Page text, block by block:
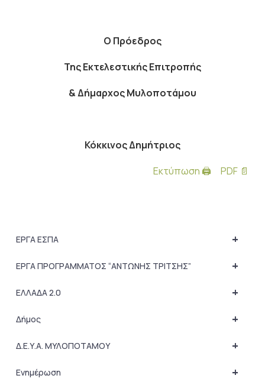
Ο Πρόεδρος
Της Εκτελεστικής Επιτροπής
& Δήμαρχος Μυλοποτάμου
Κόκκινος Δημήτριος
Εκτύπωση 🖨
PDF 📄
+
ΕΡΓΑ ΕΣΠΑ
+
ΕΡΓΑ ΠΡΟΓΡΑΜΜΑΤΟΣ “ΑΝΤΩΝΗΣ ΤΡΙΤΣΗΣ”
+
ΕΛΛΑΔΑ 2.0
+
Δήμος
+
Δ.Ε.Υ.Α. ΜΥΛΟΠΟΤΑΜΟΥ
+
Ενημέρωση